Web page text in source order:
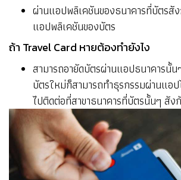
ผ่านแอปพลิเคชันของธนาคารที่บัตรสั
แอปพลิเคชันของบัตร
ถ้า Travel Card หายต้องทำยังไง
สามารถอายัดบัตรผ่านแอปธนาคารนั้น
บัตรใหม่ก็สามารถทำธุรกรรมผ่านแอ
ไปติดต่อที่สาขาธนาคารที่บัตรนั้นๆ สัง